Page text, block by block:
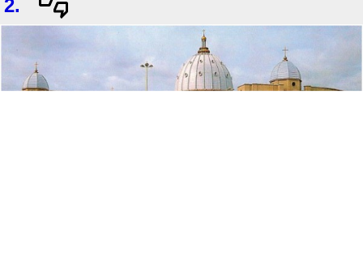
2.